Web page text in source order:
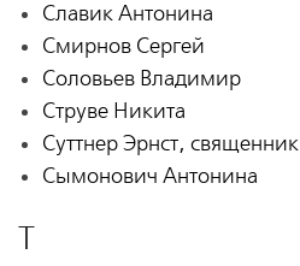
Славик Антонина
Смирнов Сергей
Соловьев Владимир
Струве Никита
Суттнер Эрнст, священник
Сымонович Антонина
Т